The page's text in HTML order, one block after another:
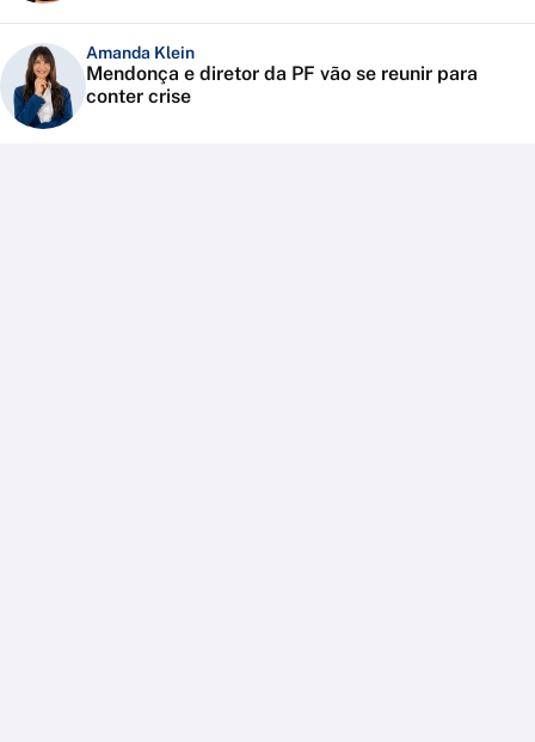
Amanda Klein
Mendonça e diretor da PF vão se reunir para
conter crise